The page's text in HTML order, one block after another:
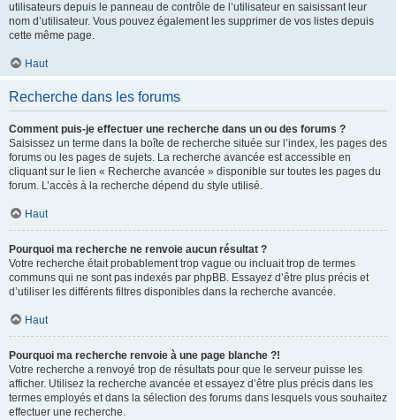
utilisateurs depuis le panneau de contrôle de l’utilisateur en saisissant leur
nom d’utilisateur. Vous pouvez également les supprimer de vos listes depuis
cette même page.
Haut
Recherche dans les forums
Comment puis-je effectuer une recherche dans un ou des forums ?
Saisissez un terme dans la boîte de recherche située sur l’index, les pages des
forums ou les pages de sujets. La recherche avancée est accessible en
cliquant sur le lien « Recherche avancée » disponible sur toutes les pages du
forum. L’accès à la recherche dépend du style utilisé.
Haut
Pourquoi ma recherche ne renvoie aucun résultat ?
Votre recherche était probablement trop vague ou incluait trop de termes
communs qui ne sont pas indexés par phpBB. Essayez d’être plus précis et
d’utiliser les différents filtres disponibles dans la recherche avancée.
Haut
Pourquoi ma recherche renvoie à une page blanche ?!
Votre recherche a renvoyé trop de résultats pour que le serveur puisse les
afficher. Utilisez la recherche avancée et essayez d’être plus précis dans les
termes employés et dans la sélection des forums dans lesquels vous souhaitez
effectuer une recherche.